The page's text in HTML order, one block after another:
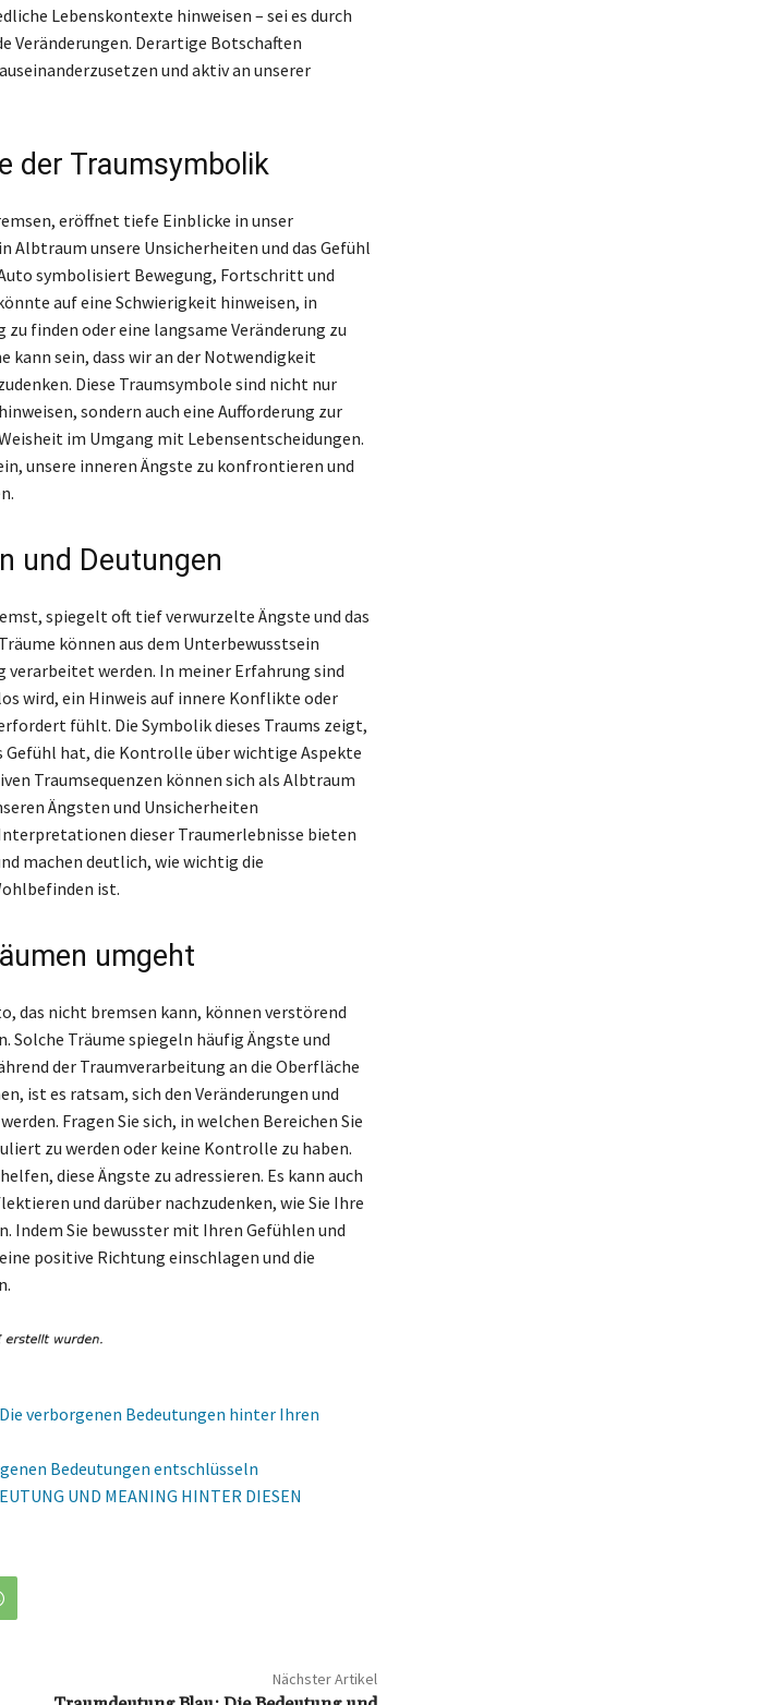
Lebenskontexte hinweisen – sei es durch
Veränderungen. Derartige Botschaften
und aktiv an unserer
der Traumsymbolik
eröffnet tiefe Einblicke in unser
unsere Unsicherheiten und das Gefühl
symbolisiert Bewegung, Fortschritt und
auf eine Schwierigkeit hinweisen, in
finden oder eine langsame Veränderung zu
kann sein, dass wir an der Notwendigkeit
Diese Traumsymbole sind nicht nur
sondern auch eine Aufforderung zur
im Umgang mit Lebensentscheidungen.
unsere inneren Ängste zu konfrontieren und
und Deutungen
spiegelt oft tief verwurzelte Ängste und das
können aus dem Unterbewusstsein
werden. In meiner Erfahrung sind
wird, ein Hinweis auf innere Konflikte oder
fühlt. Die Symbolik dieses Traums zeigt,
hat, die Kontrolle über wichtige Aspekte
Traumsequenzen können sich als Albtraum
Ängsten und Unsicherheiten
dieser Traumerlebnisse bieten
machen deutlich, wie wichtig die
ist.
umgeht
das nicht bremsen kann, können verstörend
Träume spiegeln häufig Ängste und
der Traumverarbeitung an die Oberfläche
ist es ratsam, sich den Veränderungen und
Fragen Sie sich, in welchen Bereichen Sie
zu werden oder keine Kontrolle zu haben.
diese Ängste zu adressieren. Es kann auch
und darüber nachzudenken, wie Sie Ihre
Indem Sie bewusster mit Ihren Gefühlen und
positive Richtung einschlagen und die
verborgenen Bedeutungen hinter Ihren
Bedeutungen entschlüsseln
UND MEANING HINTER DIESEN
Nächster Artikel